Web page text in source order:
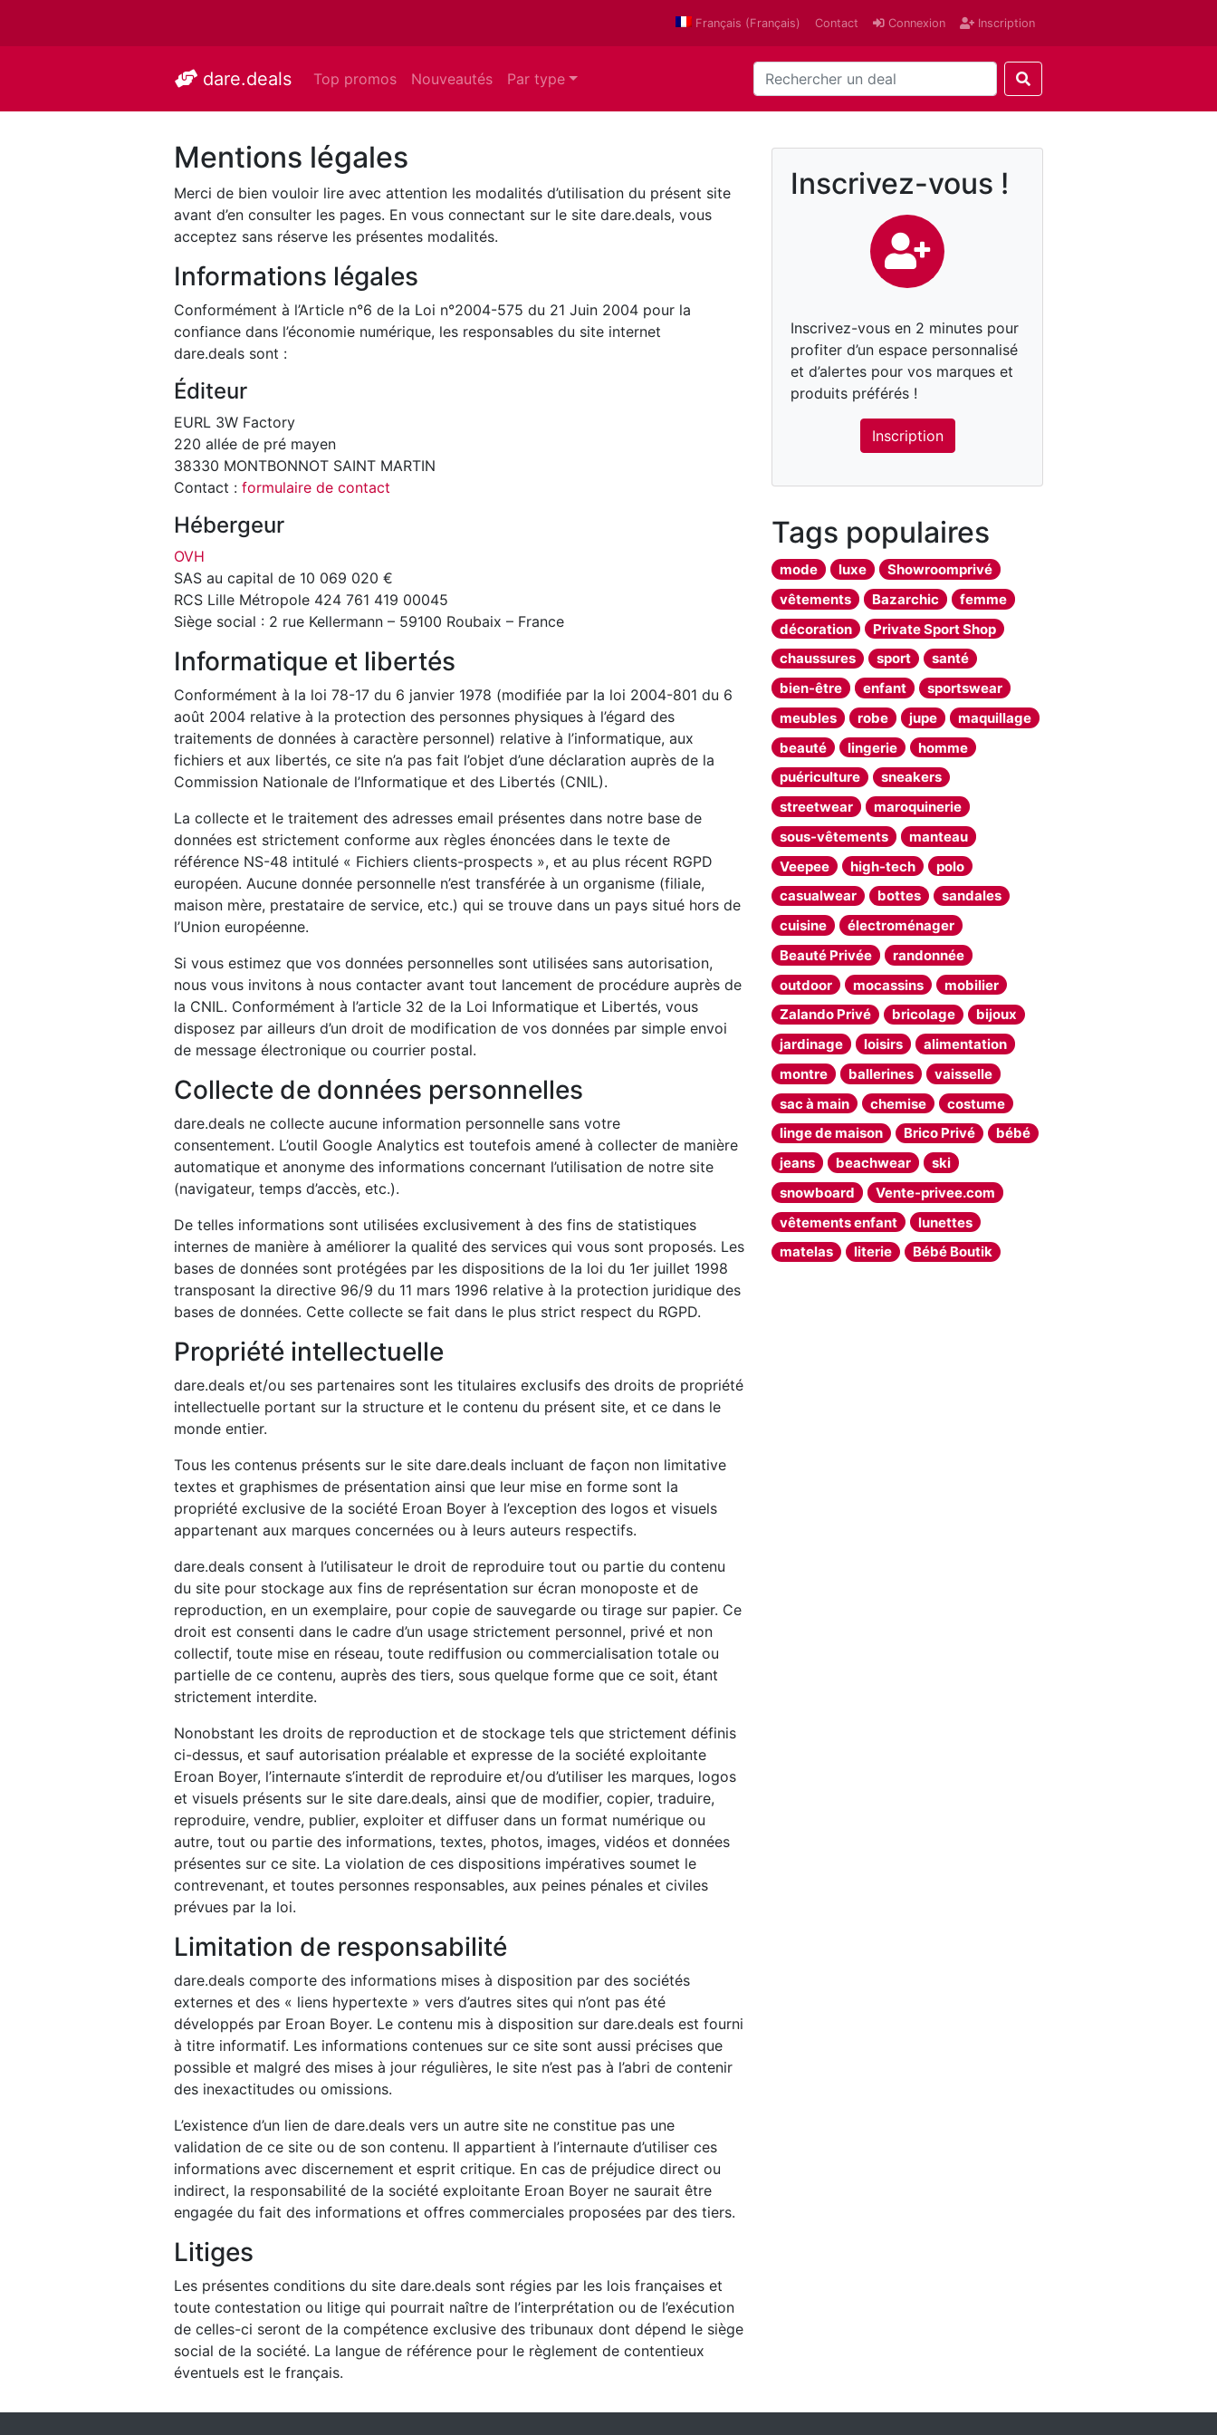
Français (Français) Contact Connexion Inscription
dare.deals Top promos Nouveautés Par type
Mentions légales
Merci de bien vouloir lire avec attention les modalités d’utilisation du présent site
avant d’en consulter les pages. En vous connectant sur le site dare.deals, vous
acceptez sans réserve les présentes modalités.
Informations légales
Conformément à l’Article n°6 de la Loi n°2004-575 du 21 Juin 2004 pour la
confiance dans l’économie numérique, les responsables du site internet
dare.deals sont :
Éditeur
EURL 3W Factory
220 allée de pré mayen
38330 MONTBONNOT SAINT MARTIN
Contact : formulaire de contact
Hébergeur
OVH
SAS au capital de 10 069 020 €
RCS Lille Métropole 424 761 419 00045
Siège social : 2 rue Kellermann – 59100 Roubaix – France
Informatique et libertés
Conformément à la loi 78-17 du 6 janvier 1978 (modifiée par la loi 2004-801 du 6
août 2004 relative à la protection des personnes physiques à l’égard des
traitements de données à caractère personnel) relative à l’informatique, aux
fichiers et aux libertés, ce site n’a pas fait l’objet d’une déclaration auprès de la
Commission Nationale de l’Informatique et des Libertés (CNIL).
La collecte et le traitement des adresses email présentes dans notre base de
données est strictement conforme aux règles énoncées dans le texte de
référence NS-48 intitulé « Fichiers clients-prospects », et au plus récent RGPD
européen. Aucune donnée personnelle n’est transférée à un organisme (filiale,
maison mère, prestataire de service, etc.) qui se trouve dans un pays situé hors de
l’Union européenne.
Si vous estimez que vos données personnelles sont utilisées sans autorisation,
nous vous invitons à nous contacter avant tout lancement de procédure auprès de
la CNIL. Conformément à l’article 32 de la Loi Informatique et Libertés, vous
disposez par ailleurs d’un droit de modification de vos données par simple envoi
de message électronique ou courrier postal.
Collecte de données personnelles
dare.deals ne collecte aucune information personnelle sans votre
consentement. L’outil Google Analytics est toutefois amené à collecter de manière
automatique et anonyme des informations concernant l’utilisation de notre site
(navigateur, temps d’accès, etc.).
De telles informations sont utilisées exclusivement à des fins de statistiques
internes de manière à améliorer la qualité des services qui vous sont proposés. Les
bases de données sont protégées par les dispositions de la loi du 1er juillet 1998
transposant la directive 96/9 du 11 mars 1996 relative à la protection juridique des
bases de données. Cette collecte se fait dans le plus strict respect du RGPD.
Propriété intellectuelle
dare.deals et/ou ses partenaires sont les titulaires exclusifs des droits de propriété
intellectuelle portant sur la structure et le contenu du présent site, et ce dans le
monde entier.
Tous les contenus présents sur le site dare.deals incluant de façon non limitative
textes et graphismes de présentation ainsi que leur mise en forme sont la
propriété exclusive de la société Eroan Boyer à l’exception des logos et visuels
appartenant aux marques concernées ou à leurs auteurs respectifs.
dare.deals consent à l’utilisateur le droit de reproduire tout ou partie du contenu
du site pour stockage aux fins de représentation sur écran monoposte et de
reproduction, en un exemplaire, pour copie de sauvegarde ou tirage sur papier. Ce
droit est consenti dans le cadre d’un usage strictement personnel, privé et non
collectif, toute mise en réseau, toute rediffusion ou commercialisation totale ou
partielle de ce contenu, auprès des tiers, sous quelque forme que ce soit, étant
strictement interdite.
Nonobstant les droits de reproduction et de stockage tels que strictement définis
ci-dessus, et sauf autorisation préalable et expresse de la société exploitante
Eroan Boyer, l’internaute s’interdit de reproduire et/ou d’utiliser les marques, logos
et visuels présents sur le site dare.deals, ainsi que de modifier, copier, traduire,
reproduire, vendre, publier, exploiter et diffuser dans un format numérique ou
autre, tout ou partie des informations, textes, photos, images, vidéos et données
présentes sur ce site. La violation de ces dispositions impératives soumet le
contrevenant, et toutes personnes responsables, aux peines pénales et civiles
prévues par la loi.
Limitation de responsabilité
dare.deals comporte des informations mises à disposition par des sociétés
externes et des « liens hypertexte » vers d’autres sites qui n’ont pas été
développés par Eroan Boyer. Le contenu mis à disposition sur dare.deals est fourni
à titre informatif. Les informations contenues sur ce site sont aussi précises que
possible et malgré des mises à jour régulières, le site n’est pas à l’abri de contenir
des inexactitudes ou omissions.
L’existence d’un lien de dare.deals vers un autre site ne constitue pas une
validation de ce site ou de son contenu. Il appartient à l’internaute d’utiliser ces
informations avec discernement et esprit critique. En cas de préjudice direct ou
indirect, la responsabilité de la société exploitante Eroan Boyer ne saurait être
engagée du fait des informations et offres commerciales proposées par des tiers.
Litiges
Les présentes conditions du site dare.deals sont régies par les lois françaises et
toute contestation ou litige qui pourrait naître de l’interprétation ou de l’exécution
de celles-ci seront de la compétence exclusive des tribunaux dont dépend le siège
social de la société. La langue de référence pour le règlement de contentieux
éventuels est le français.
Inscrivez-vous !
Inscrivez-vous en 2 minutes pour
profiter d’un espace personnalisé
et d’alertes pour vos marques et
produits préférés !
Inscription
Tags populaires
mode luxe
Showroomprivé
vêtements
Bazarchic
femme
décoration
Private Sport Shop
chaussures
sport
santé
bien-être
enfant
sportswear
meubles
robe jupe
maquillage
beauté
lingerie
homme
puériculture
sneakers
streetwear
maroquinerie
sous-vêtements
manteau
Veepee
high-tech
polo
casualwear
bottes
sandales
cuisine
électroménager
Beauté Privée
randonnée
outdoor
mocassins
mobilier
Zalando Privé
bricolage
bijoux
jardinage
loisirs
alimentation
montre
ballerines
vaisselle
sac à main
chemise
costume
linge de maison
Brico Privé
bébé
jeans
beachwear
ski
snowboard
Vente-privee.com
vêtements enfant
lunettes
matelas
literie Bébé Boutik